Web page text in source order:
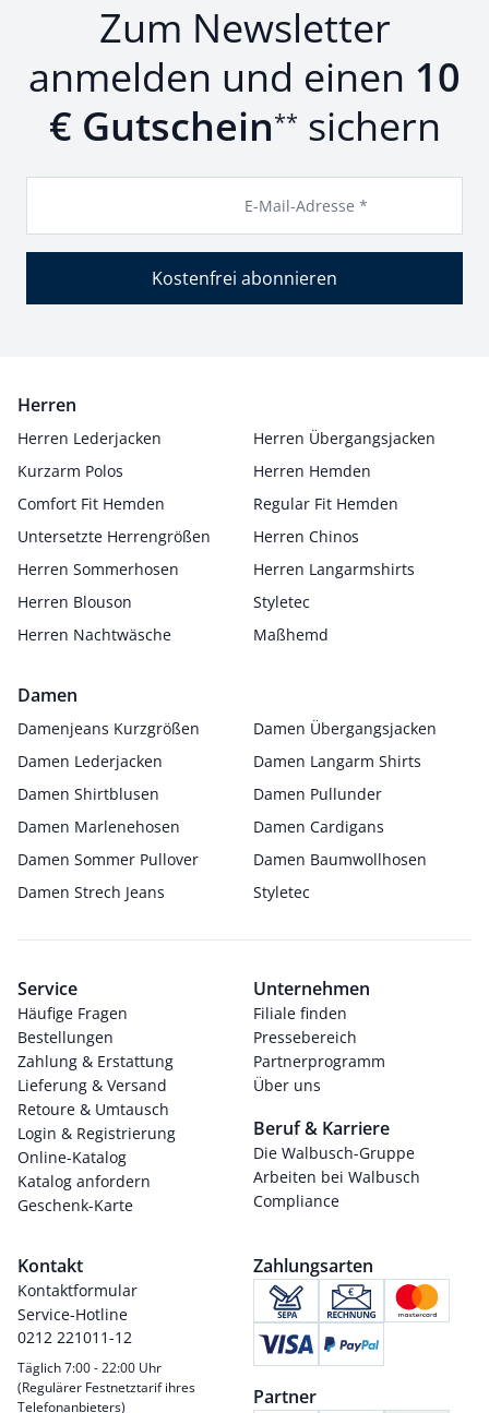
Zum Newsletter
anmelden und einen 10
€ Gutschein** sichern
E-Mail-Adresse *
Kostenfrei abonnieren
Herren
Herren Lederjacken
Herren Übergangsjacken
Kurzarm Polos
Herren Hemden
Comfort Fit Hemden
Regular Fit Hemden
Untersetzte Herrengrößen
Herren Chinos
Herren Sommerhosen
Herren Langarmshirts
Herren Blouson
Styletec
Herren Nachtwäsche
Maßhemd
Damen
Damenjeans Kurzgrößen
Damen Übergangsjacken
Damen Lederjacken
Damen Langarm Shirts
Damen Shirtblusen
Damen Pullunder
Damen Marlenehosen
Damen Cardigans
Damen Sommer Pullover
Damen Baumwollhosen
Damen Strech Jeans
Styletec
Service
Häufige Fragen
Bestellungen
Zahlung & Erstattung
Lieferung & Versand
Retoure & Umtausch
Login & Registrierung
Online-Katalog
Katalog anfordern
Geschenk-Karte
Unternehmen
Filiale finden
Pressebereich
Partnerprogramm
Über uns
Beruf & Karriere
Die Walbusch-Gruppe
Arbeiten bei Walbusch
Compliance
Kontakt
Kontaktformular
Service-Hotline
0212 221011-12
Täglich 7:00 - 22:00 Uhr
(Regulärer Festnetztarif ihres
Telefonanbieters)
Zahlungsarten
Partner